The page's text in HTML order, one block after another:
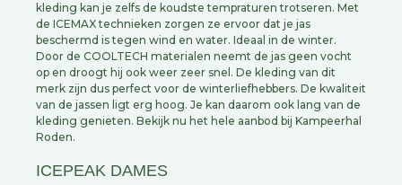
kleding kan je zelfs de koudste tempraturen trotseren. Met
de ICEMAX technieken zorgen ze ervoor dat je jas
beschermd is tegen wind en water. Ideaal in de winter.
Door de COOLTECH materialen neemt de jas geen vocht
op en droogt hij ook weer zeer snel. De kleding van dit
merk zijn dus perfect voor de winterliefhebbers. De kwaliteit
van de jassen ligt erg hoog. Je kan daarom ook lang van de
kleding genieten. Bekijk nu het hele aanbod bij Kampeerhal
Roden.
ICEPEAK DAMES